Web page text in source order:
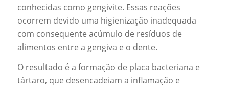
conhecidas como gengivite. Essas reações
ocorrem devido uma higienização inadequada
com consequente acúmulo de resíduos de
alimentos entre a gengiva e o dente.
O resultado é a formação de placa bacteriana e
tártaro, que desencadeiam a inflamação e